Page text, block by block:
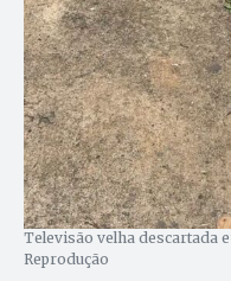
Televisão velha descartada
Reprodução